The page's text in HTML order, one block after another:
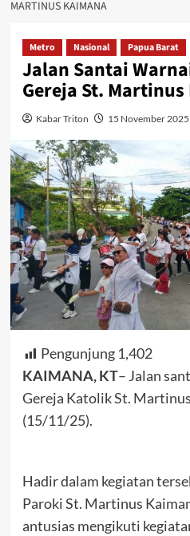
MARTINUS KAIMANA
Metro Nasional Papua Barat
Jalan Santai
Gereja St.
Kabar Triton 15 November 2025
Pengunjung 1,402
KAIMANA, KT– Jalan
Gereja Katolik St.
(15/11/25).
Hadir dalam kegiatan
Paroki St. Martinus
antusias mengikuti